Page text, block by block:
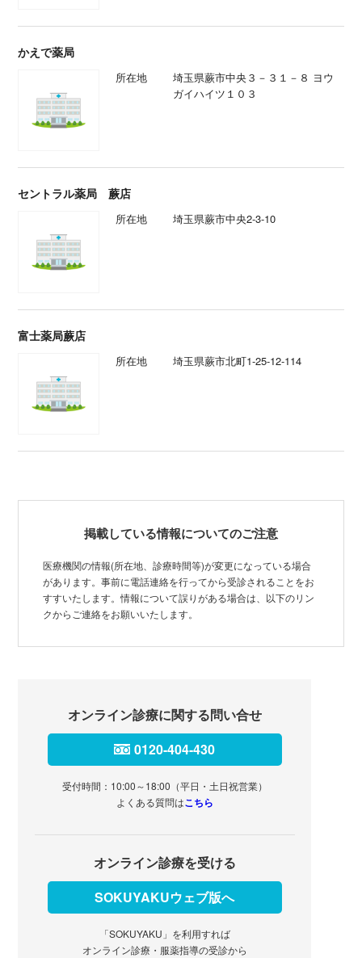
かえで薬局
所在地
埼玉県蕨市中央３－３１－８ ヨウ
ガイハイツ１０３
セントラル薬局 蕨店
所在地 埼玉県蕨市中央2-3-10
富士薬局蕨店
所在地 埼玉県蕨市北町1-25-12-114
掲載している情報についてのご注意
医療機関の情報(所在地、診療時間等)が変更になっている場合
があります。事前に電話連絡を行ってから受診されることをお
すすいたします。情報について誤りがある場合は、以下のリン
クからご連絡をお願いいたします。
オンライン診療に関する問い合せ
0120-404-430
受付時間：10:00～18:00（平日・土日祝営業）
よくある質問はこちら
オンライン診療を受ける
SOKUYAKUウェブ版へ
「SOKUYAKU」を利用すれば
オンライン診療・服薬指導の受診から